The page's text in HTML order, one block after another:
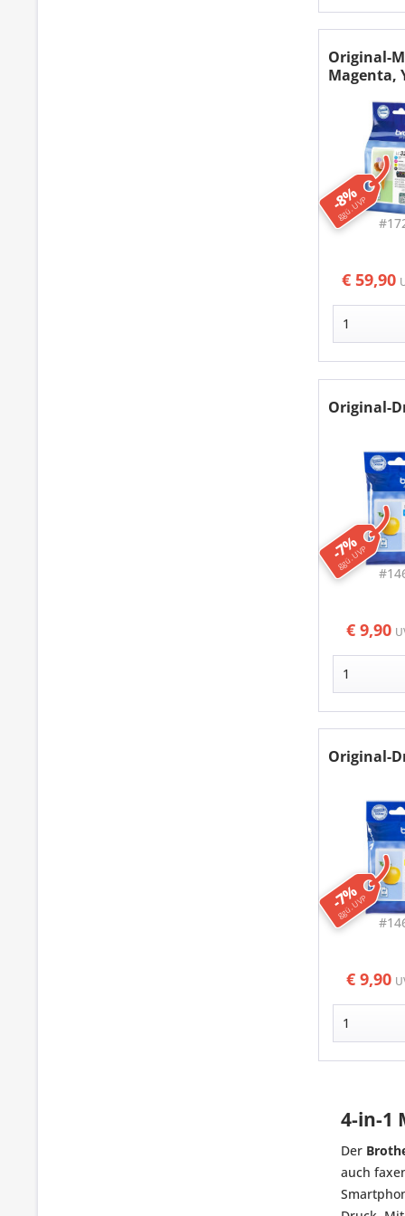
-8%
ggü. UVP
Original-
Magenta,
€ 59,90
-7%
ggü. UVP
Original-
€ 9,90
-7%
ggü. UVP
Original-
€ 9,90
4-in-1
Der
auch